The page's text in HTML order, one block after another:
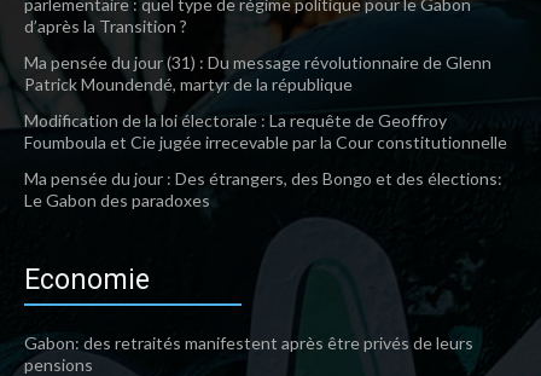
d’après la Transition ?
Ma pensée du jour (31) : Du message révolutionnaire de Glenn
Patrick Moundendé, martyr de la république
Modification de la loi électorale : La requête de Geoffroy
Foumboula et Cie jugée irrecevable par la Cour constitutionnelle
Ma pensée du jour : Des étrangers, des Bongo et des élections:
Le Gabon des paradoxes
Economie
Gabon: des retraités manifestent après être privés de leurs
pensions